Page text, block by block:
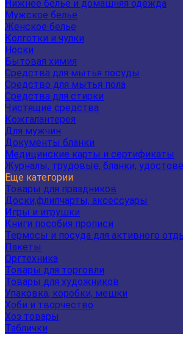
Нижнее белье и домашняя одежда
Мужское белье
Женское белье
Колготки и чулки
Носки
Бытовая химия
Средства для мытья посуды
Средство для мытья пола
Средства для стирки
Чистящие средства
Кожгалантерея
Для мужчин
Документы бланки
Медицинские карты и сертификаты
Журналы, трудовые, бланки,
Еще категории
Товары для праздников
Доски,флипчарты, аксессуары
Игры и игрушки
Книги пособия прописи
Термосы и посуда для активного
Пакеты
Оргтехника
Товары для торговли
Товары для художников
Упаковка, коробки, мешки
Хоби и творчество
Хоз товары
Таблички